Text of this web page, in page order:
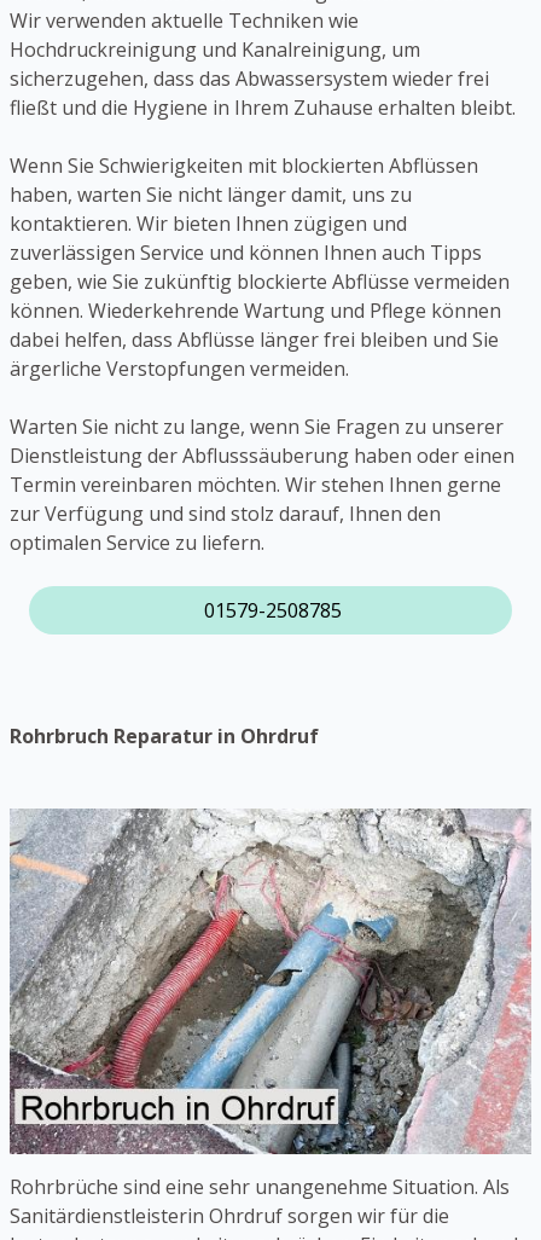
Wir verwenden aktuelle Techniken wie
Hochdruckreinigung und Kanalreinigung, um
sicherzugehen, dass das Abwassersystem wieder frei
fließt und die Hygiene in Ihrem Zuhause erhalten bleibt.
Wenn Sie Schwierigkeiten mit blockierten Abflüssen
haben, warten Sie nicht länger damit, uns zu
kontaktieren. Wir bieten Ihnen zügigen und
zuverlässigen Service und können Ihnen auch Tipps
geben, wie Sie zukünftig blockierte Abflüsse vermeiden
können. Wiederkehrende Wartung und Pflege können
dabei helfen, dass Abflüsse länger frei bleiben und Sie
ärgerliche Verstopfungen vermeiden.
Warten Sie nicht zu lange, wenn Sie Fragen zu unserer
Dienstleistung der Abflusssäuberung haben oder einen
Termin vereinbaren möchten. Wir stehen Ihnen gerne
zur Verfügung und sind stolz darauf, Ihnen den
optimalen Service zu liefern.
01579-2508785
Rohrbruch Reparatur in Ohrdruf
Rohrbrüche sind eine sehr unangenehme Situation. Als
Sanitärdienstleisterin Ohrdruf sorgen wir für die